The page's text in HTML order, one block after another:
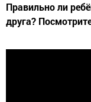
Правильно ли
друга?